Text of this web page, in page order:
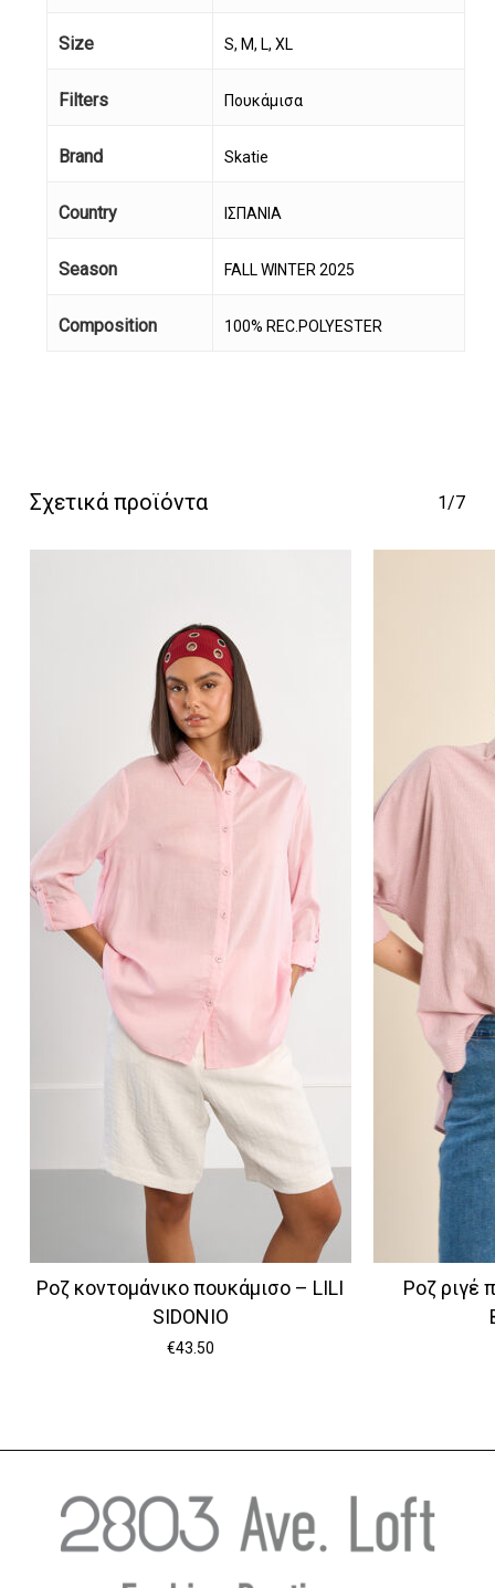
Κανένα προϊόν στο
καλάθι σας.
Size S, M, L, XL
Filters Πουκάμισα
Brand Skatie
Country ΙΣΠΑΝΙΑ
Season FALL WINTER 2025
Composition 100% REC.POLYESTER
Σχετικά προϊόντα 1/7
Ροζ κοντομάνικο πουκάμισο – LILI
SIDONIO
€43.50
Ροζ ριγέ